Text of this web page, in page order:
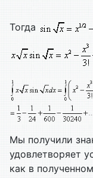
Тогда
Мы получили
удовлетворяет
как в